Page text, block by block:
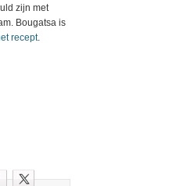
zijn met
Bougatsa is
recept.